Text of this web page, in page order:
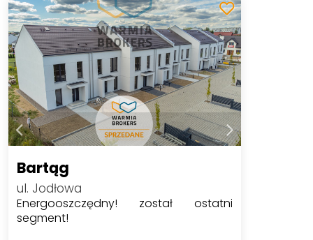
Bartąg
ul. Jodłowa
Energooszczędny! został ostatni
segment!